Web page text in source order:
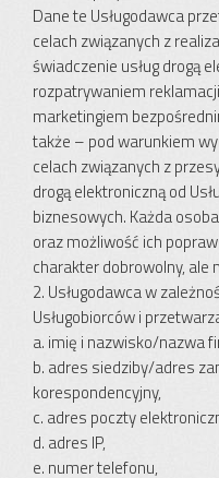
Dane te Usługodawca
celach związanych z
świadczenie usług drogą
rozpatrywaniem
marketingiem
także – pod warunkiem
celach związanych z
drogą elektroniczną od
biznesowych. Każda
oraz możliwość ich
charakter dobrowolny, ale
2. Usługodawca w
Usługobiorców i
a. imię i nazwisko/nazwa
b. adres siedziby/adres
korespondencyjny,
c. adres poczty
d. adres IP,
e. numer telefonu,